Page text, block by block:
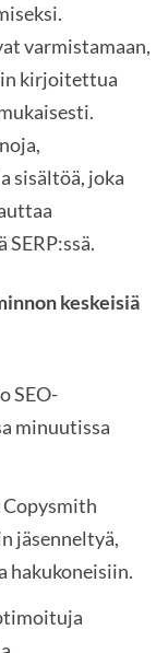
varmistamaan,
kirjoitettua
sisältöä, joka
keskeisiä
SEO-
minuutissa
Copysmith
jäsenneltyä,
hakukoneisiin.